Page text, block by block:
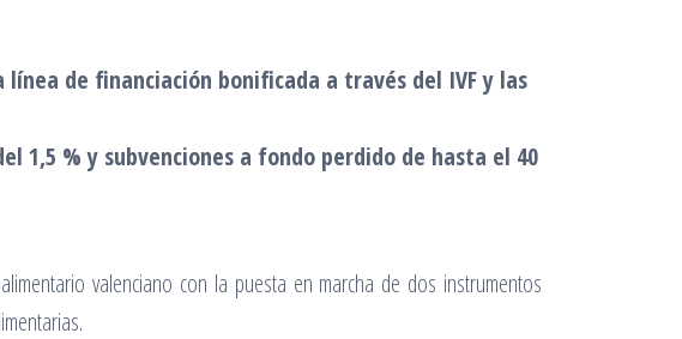
de financiación bonificada a través del IVF y las
1,5 % y subvenciones a fondo perdido de hasta el 40
valenciano con la puesta en marcha de dos instrumentos